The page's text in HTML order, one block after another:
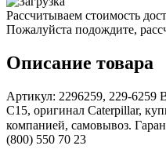
Рассчитываем стоимость
Пожалуйста подождите,
Описание товара
Артикул: 2296259, 229-6259
C15, оригинал Caterpillar,
компанией, самовывоз.
(800) 550 70 23